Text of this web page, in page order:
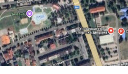
NE PROPUSTITE
Ministarski tim za IT sektor